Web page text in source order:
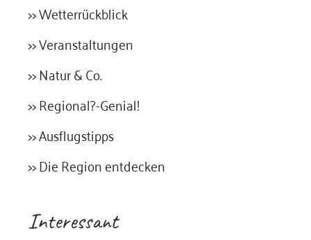
>> Wetterrückblick
>> Veranstaltungen
>> Natur & Co.
>> Regional?-Genial!
>> Ausflugstipps
>> Die Region entdecken
Interessant